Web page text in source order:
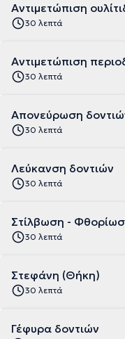
Αντιμετώπιση
30 λεπτά
Αντιμετώπιση
30 λεπτά
Απονεύρωση
30 λεπτά
Λεύκανση δοντιών
30 λεπτά
Στίλβωση -
30 λεπτά
Στεφάνη (Θήκη)
30 λεπτά
Γέφυρα δοντιών